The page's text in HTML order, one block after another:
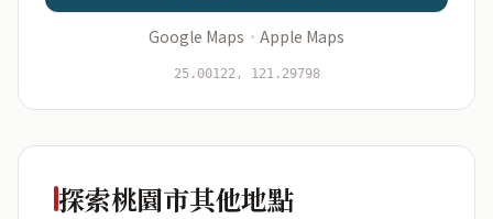
資料僅用於即時分析，不會儲存於伺服器
Google Maps · Apple Maps
25.00122, 121.29798
探索桃園市其他地點